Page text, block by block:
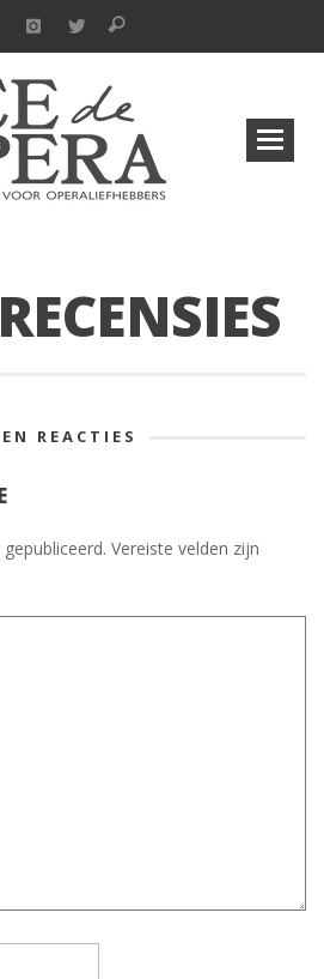
REACTIES
Vereiste velden zijn